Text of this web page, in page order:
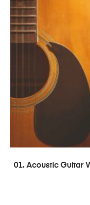
01. Acoustic Guitar